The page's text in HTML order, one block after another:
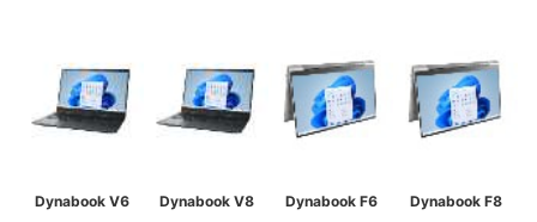
Dynabook V6
Dynabook V8
Dynabook F6
Dynabook F8